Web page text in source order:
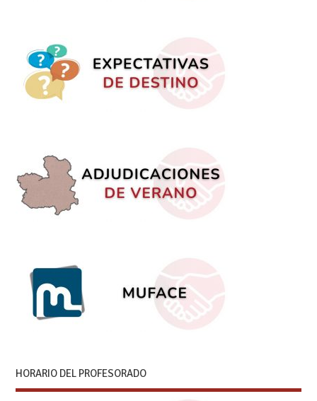
HORARIO DEL PROFESORADO